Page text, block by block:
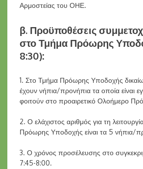
Αρμοστείας του ΟΗΕ.
β. Προϋποθέσεις
στο Τμήμα Πρόωρης
8:30):
1. Στο Τμήμα Πρόωρης Υποδοχής
έχουν νήπια/προνήπια τα οποία είναι
φοιτούν στο προαιρετικό Ολοήμερο
2. Ο ελάχιστος αριθμός για τη
Πρόωρης Υποδοχής είναι τα 5 νήπια/
3. Ο χρόνος προσέλευσης στο
7:45-8:00.